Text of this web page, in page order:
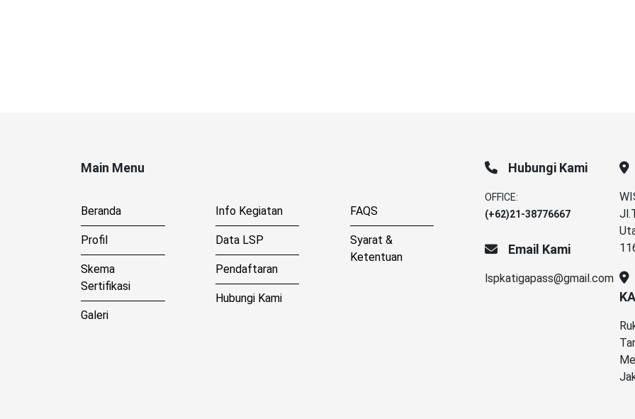
Main Menu
Beranda
Profil
Skema
Sertifikasi
Galeri
Info Kegiatan
Data LSP
Pendaftaran
Hubungi Kami
FAQS
Syarat &
Ketentuan
Hubungi Kami
OFFICE:
(+62)21-38776667
Email Kami
lspkatigapass@gmail.com